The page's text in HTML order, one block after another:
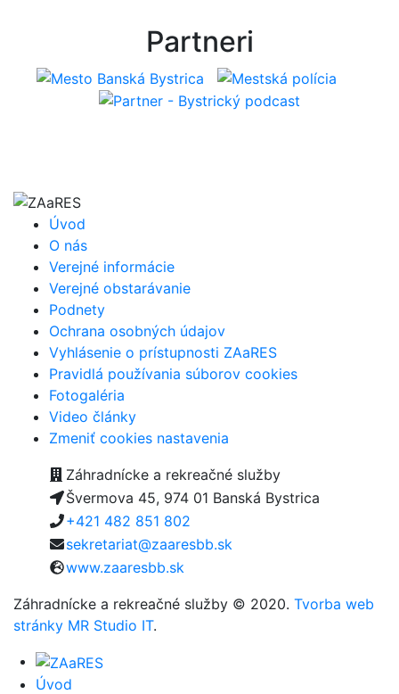
Partneri
Úvod
O nás
Verejné informácie
Verejné obstarávanie
Podnety
Ochrana osobných údajov
Vyhlásenie o prístupnosti ZAaRES
Pravidlá používania súborov cookies
Fotogaléria
Video články
Zmeniť cookies nastavenia
Záhradnícke a rekreačné služby
Švermova 45, 974 01 Banská Bystrica
+421 482 851 802
sekretariat@zaaresbb.sk
www.zaaresbb.sk
Záhradnícke a rekreačné služby © 2020. Tvorba web
stránky MR Studio IT.
Úvod